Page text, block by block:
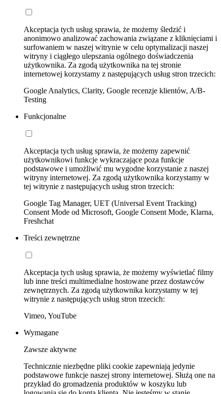
Akceptacja tych usług sprawia, że możemy śledzić i
anonimowo analizować zachowania związane z kliknięciami i
surfowaniem w naszej witrynie w celu optymalizacji naszej
witryny i ciągłego ulepszania ogólnego doświadczenia
użytkownika. Za zgodą użytkownika na tej stronie
internetowej korzystamy z następujących usług stron trzecich:
Google Analytics, Clarity, Google recenzje klientów, A/B-
Testing
Funkcjonalne
Akceptacja tych usług sprawia, że możemy zapewnić
użytkownikowi funkcje wykraczające poza funkcje
podstawowe i umożliwić mu wygodne korzystanie z naszej
witryny internetowej. Za zgodą użytkownika korzystamy w
tej witrynie z następujących usług stron trzecich:
Google Tag Manager, UET (Universal Event Tracking)
Consent Mode od Microsoft, Google Consent Mode, Klarna,
Freshchat
Treści zewnętrzne
Akceptacja tych usług sprawia, że możemy wyświetlać filmy
lub inne treści multimedialne hostowane przez dostawców
zewnętrznych. Za zgodą użytkownika korzystamy w tej
witrynie z następujących usług stron trzecich:
Vimeo, YouTube
Wymagane
Zawsze aktywne
Technicznie niezbędne pliki cookie zapewniają jedynie
podstawowe funkcje naszej strony internetowej. Służą one na
przykład do gromadzenia produktów w koszyku lub